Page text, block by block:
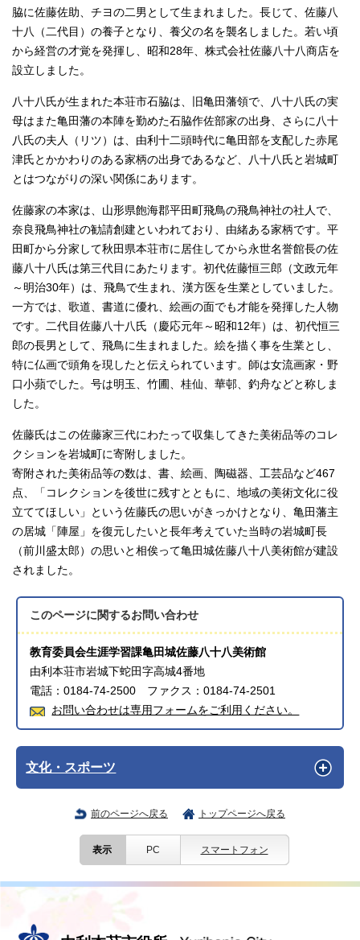
脇に佐藤佐助、チヨの二男として生まれました。長じて、佐藤八
十八（二代目）の養子となり、養父の名を襲名しました。若い頃
から経営の才覚を発揮し、昭和28年、株式会社佐藤八十八商店を
設立しました。
八十八氏が生まれた本荘市石脇は、旧亀田藩領で、八十八氏の実
母はまた亀田藩の本陣を勤めた石脇作佐部家の出身、さらに八十
八氏の夫人（リツ）は、由利十二頭時代に亀田部を支配した赤尾
津氏とかかわりのある家柄の出身であるなど、八十八氏と岩城町
とはつながりの深い関係にあります。
佐藤家の本家は、山形県飽海郡平田町飛鳥の飛鳥神社の社人で、
奈良飛鳥神社の勧請創建といわれており、由緒ある家柄です。平
田町から分家して秋田県本荘市に居住してから永世名誉館長の佐
藤八十八氏は第三代目にあたります。初代佐藤恒三郎（文政元年
～明治30年）は、飛鳥で生まれ、漢方医を生業としていました。
一方では、歌道、書道に優れ、絵画の面でも才能を発揮した人物
です。二代目佐藤八十八氏（慶応元年～昭和12年）は、初代恒三
郎の長男として、飛鳥に生まれました。絵を描く事を生業とし、
特に仏画で頭角を現したと伝えられています。師は女流画家・野
口小蘋でした。号は明玉、竹圃、桂仙、華邨、釣舟などと称しま
した。
佐藤氏はこの佐藤家三代にわたって収集してきた美術品等のコレ
クションを岩城町に寄附しました。
寄附された美術品等の数は、書、絵画、陶磁器、工芸品など467
点、「コレクションを後世に残すとともに、地域の美術文化に役
立ててほしい」という佐藤氏の思いがきっかけとなり、亀田藩主
の居城「陣屋」を復元したいと長年考えていた当時の岩城町長
（前川盛太郎）の思いと相俟って亀田城佐藤八十八美術館が建設
されました。
このページに関するお問い合わせ
教育委員会生涯学習課亀田城佐藤八十八美術館
由利本荘市岩城下蛇田字高城4番地
電話：0184-74-2500 ファクス：0184-74-2501
お問い合わせは専用フォームをご利用ください。
文化・スポーツ
前のページへ戻る トップページへ戻る
表示 PC スマートフォン